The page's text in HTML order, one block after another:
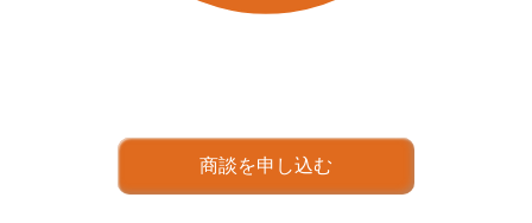
商談を申し込む